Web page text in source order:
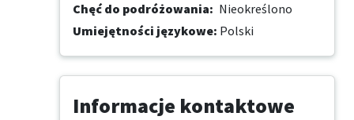
Chęć do podróżowania: Nieokreślono
Umiejętności językowe: Polski
Informacje kontaktowe